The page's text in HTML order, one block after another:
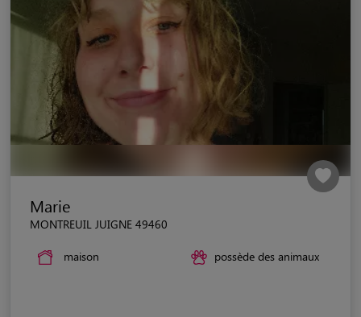
Marie
MONTREUIL JUIGNE 49460
maison possède des animaux